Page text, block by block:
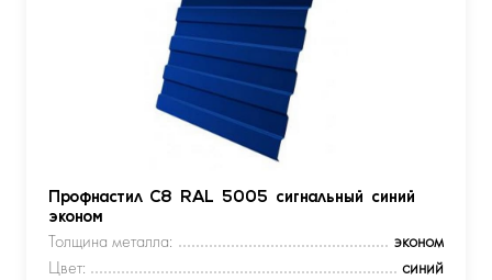
Профнастил С8 RAL 5005 сигнальный синий
эконом
Толщина металла:
эконом
Цвет:
синий